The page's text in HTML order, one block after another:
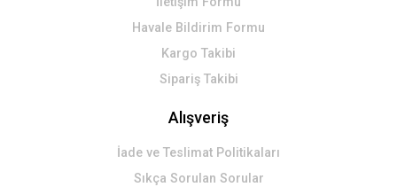
Havale Bildirim Formu
Kargo Takibi
Sipariş Takibi
Alışveriş
İade ve Teslimat Politikaları
Sıkça Sorulan Sorular